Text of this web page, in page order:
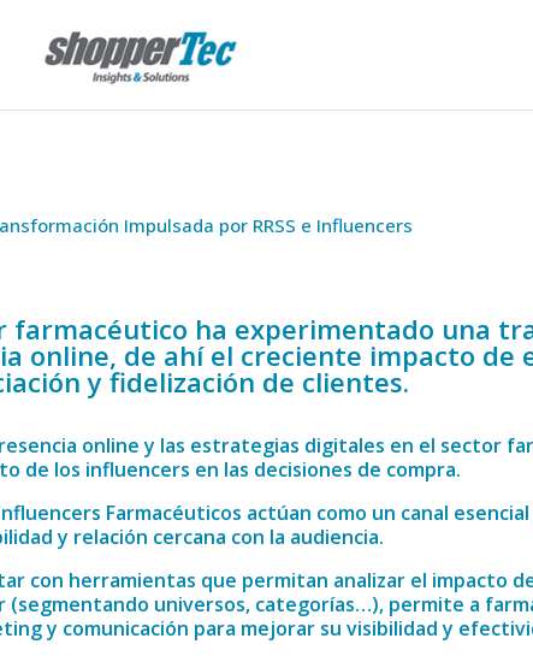
Impulsada por RRSS e Influencers
farmacéutico ha experimentado una
online, de ahí el creciente impacto
y fidelización de clientes.
online y las estrategias digitales en el sector
de los influencers en las decisiones de compra.
Farmacéuticos actúan como un canal
y relación cercana con la audiencia.
con herramientas que permitan analizar el impacto
(segmentando universos, categorías…), permite a
y comunicación para mejorar su visibilidad y